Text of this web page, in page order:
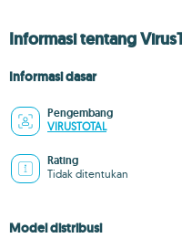
Informasi tentang
Informasi dasar
Pengembang
VIRUSTOTAL
Rating
Tidak ditentukan
Model distribusi